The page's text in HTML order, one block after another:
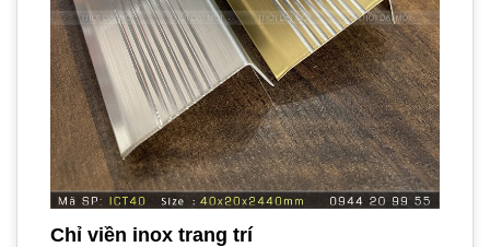
Chỉ viền inox trang trí